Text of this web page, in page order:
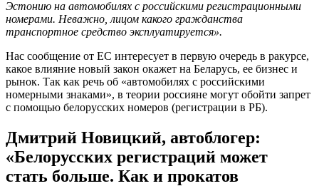
Эстонию на автомобилях с российскими регистрационными
номерами. Неважно, лицом какого гражданства
транспортное средство эксплуатируется».
Нас сообщение от ЕС интересует в первую очередь в ракурсе,
какое влияние новый закон окажет на Беларусь, ее бизнес и
рынок. Так как речь об «автомобилях с российскими
номерными знаками», в теории россияне могут обойти запрет
с помощью белорусских номеров (регистрации в РБ).
Дмитрий Новицкий, автоблогер:
«Белорусских регистраций может
стать больше. Как и прокатов